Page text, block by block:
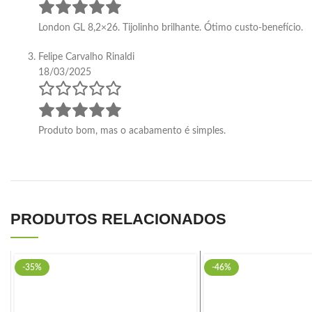
London GL 8,2×26. Tijolinho brilhante. Ótimo custo-benefício.
Felipe Carvalho Rinaldi
18/03/2025
Produto bom, mas o acabamento é simples.
PRODUTOS RELACIONADOS
-35% -46%